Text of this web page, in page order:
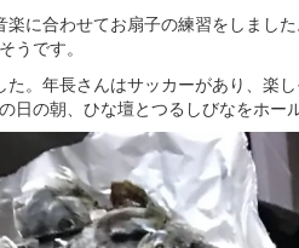
に合わせてお扇子の練習をしまし
うです。
。年長さんはサッカーがあり、楽
日の朝、ひな壇とつるしびなをホー